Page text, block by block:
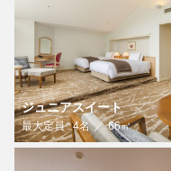
ジュニアスイート
最大定員 : 4名 66㎡